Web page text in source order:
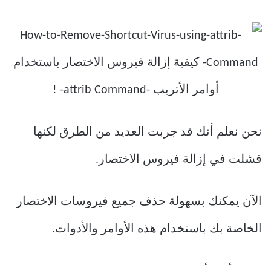
نحن نعلم أنك قد جربت العديد من الطرق لكنها
فشلت في إزالة فيروس الاختصار.
الآن يمكنك بسهولة حذف جميع فيروسات الاختصار
الخاصة بك باستخدام هذه الأوامر والأدوات.